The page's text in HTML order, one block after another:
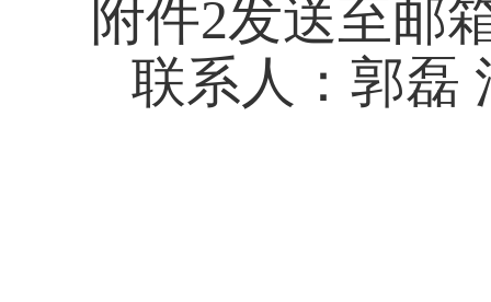
附件2发送至邮
联系人：郭磊